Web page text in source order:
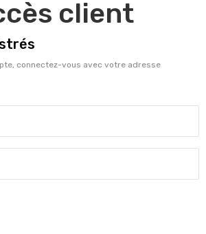
client
connectez-vous avec votre adresse